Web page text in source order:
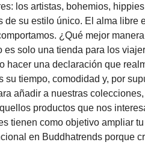
los artistas, bohemios,
de su estilo único. El alma
¿Qué mejor
solo una tienda para los
hacer una declaración que
su tiempo, comodidad y, por
añadir a nuestras
productos que nos
tienen como objetivo ampliar
en Buddhatrends porque